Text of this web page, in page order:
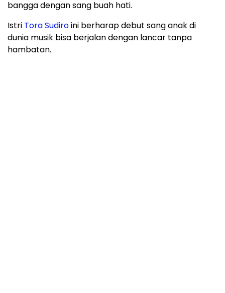
bangga dengan sang buah hati.
Istri Tora Sudiroini berharap debut sang anak di
dunia musik bisa berjalan dengan lancar tanpa
hambatan.